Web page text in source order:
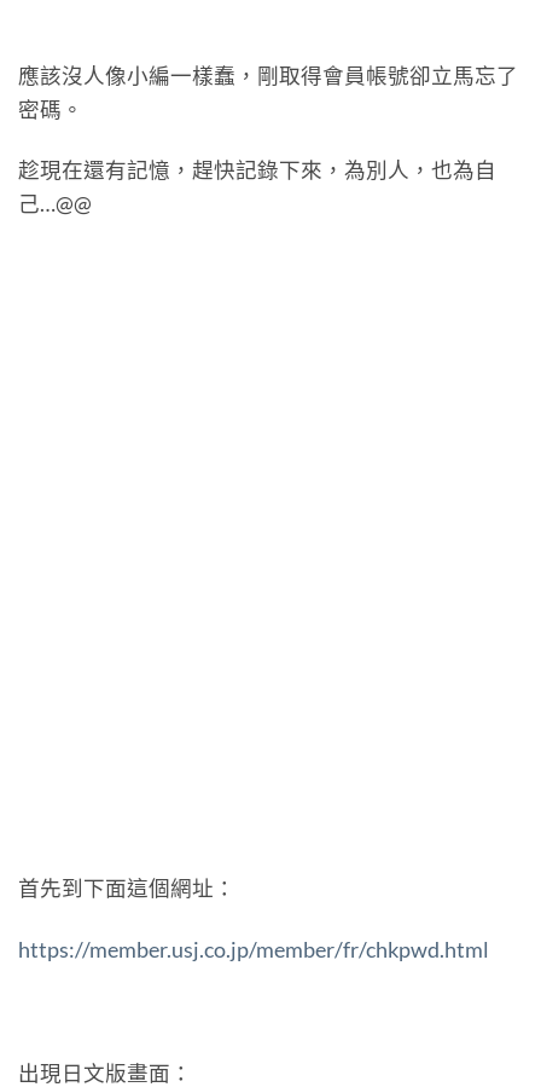
應該沒人像小編一樣蠢，剛取得會員帳號卻立馬忘了
密碼。
趁現在還有記憶，趕快記錄下來，為別人，也為自
己…@@
首先到下面這個網址：
https://member.usj.co.jp/member/fr/chkpwd.html
出現日文版畫面：